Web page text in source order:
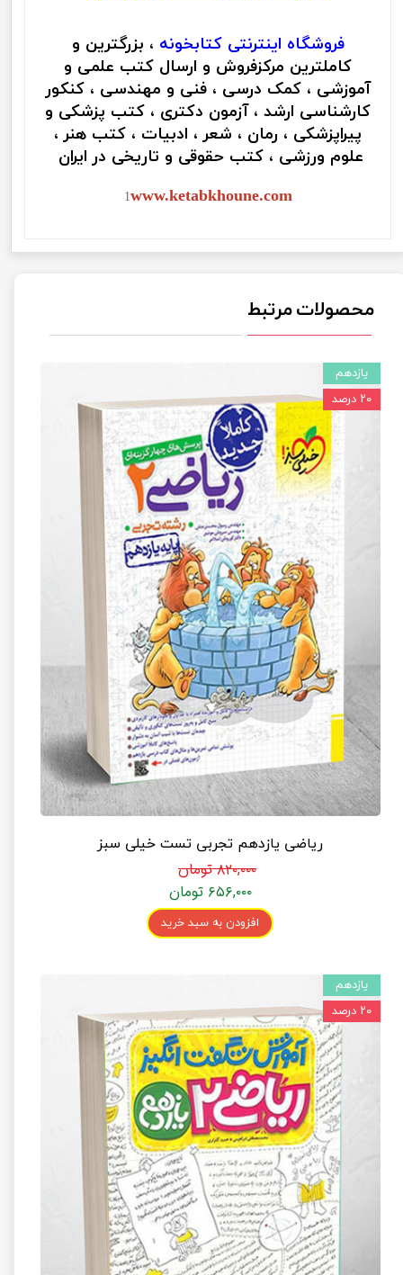
فروشگاه اینترنتی کتابخونه ، بزرگترین و
کاملترین مرکزفروش و ارسال کتب علمی و
آموزشی ، کمک درسی ، فنی و مهندسی ، کنکور
کارشناسی ارشد ، آزمون دکتری ، کتب پزشکی و
پیراپزشکی ، رمان ، شعر ، ادبیات ، کتب هنر ،
علوم ورزشی ، کتب حقوقی و تاریخی در ایران
1www.ketabkhoune.com
محصولات مرتبط
ریاضی یازدهم تجربی تست خیلی سبز
۸۲۰,۰۰۰ تومان
۶۵۶,۰۰۰ تومان
افزودن به سبد خرید
یازدهم
۲۰ درصد
یازدهم
۲۰ درصد